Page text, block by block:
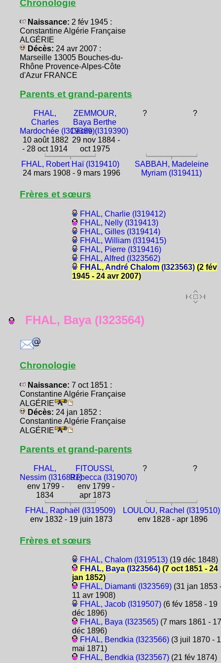
Chronologie
Naissance: 2 fév 1945 :
Constantine Algérie Française
ALGÉRIE
Décès: 24 avr 2007 :
Marseille 13005 Bouches-du-
Rhône Provence-Alpes-Côte
d'Azur FRANCE
Parents et grand-parents
FHAL,
Charles
Mardochée (I319389)
10 août 1882
- 28 oct 1914
ZEMMOUR,
Baya Berthe
Cécile (I319390)
29 nov 1884 -
oct 1975
? ?
FHAL, Robert Haï (I319410)
24 mars 1908 - 9 mars 1996
SABBAH, Madeleine
Myriam (I319411)
Frères et sœurs
FHAL, Charlie (I319412)
FHAL, Nelly (I319413)
FHAL, Gilles (I319414)
FHAL, William (I319415)
FHAL, Pierre (I319416)
FHAL, Alfred (I323562)
FHAL, André Chalom (I323563)(2 fév
1945 - 24 avr 2007)
FHAL, Baya (I323564)
Chronologie
Naissance: 7 oct 1851 :
Constantine Algérie Française
ALGÉRIE
Décès: 24 jan 1852 :
Constantine Algérie Française
ALGÉRIE
Parents et grand-parents
FHAL,
Nessim (I316891)
env 1799 -
1834
FITOUSSI,
Rébecca (I319070)
env 1799 -
apr 1873
? ?
FHAL, Raphaël (I319509)
env 1832 - 19 juin 1873
LOULOU, Rachel (I319510)
env 1828 - apr 1896
Frères et sœurs
FHAL, Chalom (I319513)(19 déc 1848)
FHAL, Baya (I323564)(7 oct 1851 - 24
jan 1852)
FHAL, Diamanti (I323569)(31 jan 1853
11 avr 1908)
FHAL, Jacob (I319507)(6 fév 1858 - 19
déc 1896)
FHAL, Baya (I323565)(7 mars 1861 - 17
déc 1896)
FHAL, Bendkia (I323566)(3 juil 1870 -
mai 1871)
FHAL, Bendkia (I323567)(21 fév 1874)